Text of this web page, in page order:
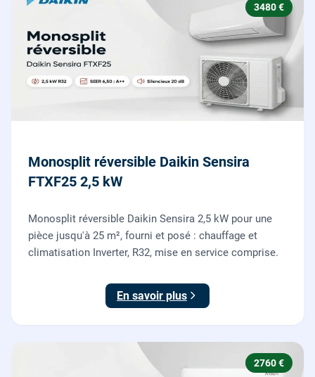
3480 €
Monosplit réversible Daikin Sensira
FTXF25 2,5 kW
Monosplit réversible Daikin Sensira 2,5 kW pour une
pièce jusqu'à 25 m², fourni et posé : chauffage et
climatisation Inverter, R32, mise en service comprise.
En savoir plus
2760 €